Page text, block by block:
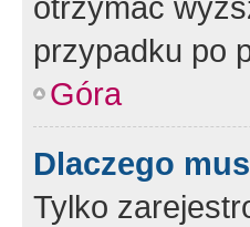
przypadku po
Góra
Dlaczego
Tylko